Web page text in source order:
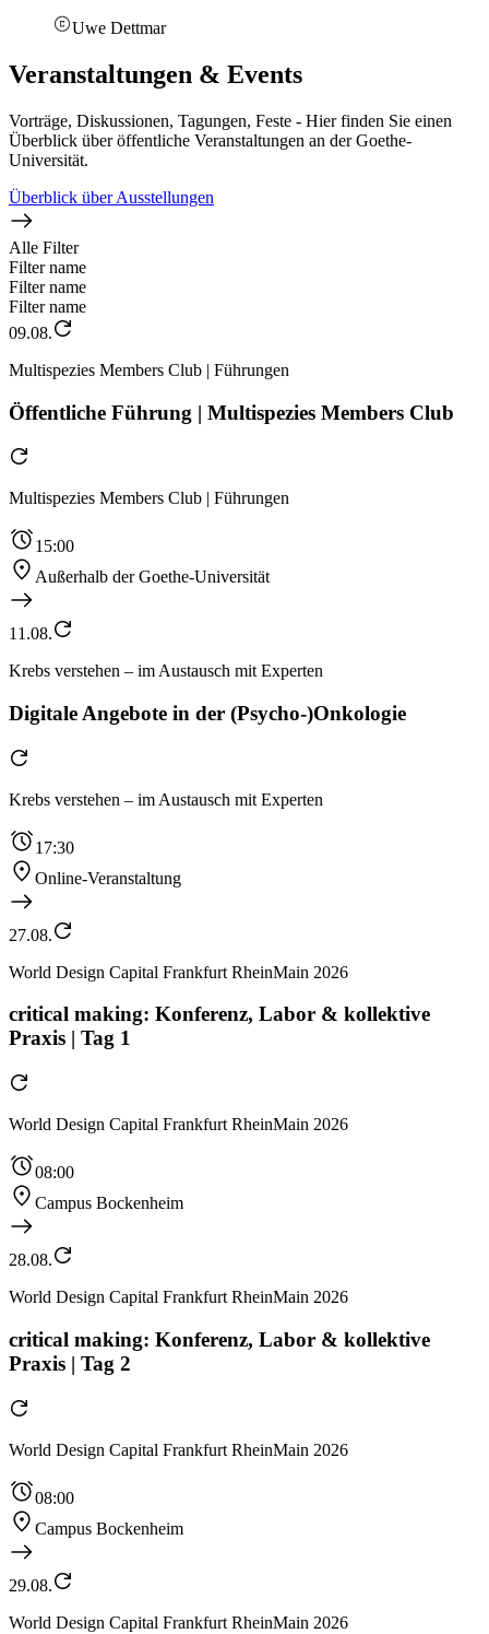
Uwe Dettmar
Veranstaltungen & Events
Vorträge, Diskussionen, Tagungen, Feste - Hier finden Sie einen
Überblick über öffentliche Veranstaltungen an der Goethe-
Universität.
Überblick über Ausstellungen
Alle Filter
Filter name
Filter name
Filter name
09.08.
Multispezies Members Club | Führungen
Öffentliche Führung | Multispezies Members Club
Multispezies Members Club | Führungen
15:00
Außerhalb der Goethe-Universität
11.08.
Krebs verstehen – im Austausch mit Experten
Digitale Angebote in der (Psycho-)Onkologie
Krebs verstehen – im Austausch mit Experten
17:30
Online-Veranstaltung
27.08.
World Design Capital Frankfurt RheinMain 2026
critical making: Konferenz, Labor & kollektive
Praxis | Tag 1
World Design Capital Frankfurt RheinMain 2026
08:00
Campus Bockenheim
28.08.
World Design Capital Frankfurt RheinMain 2026
critical making: Konferenz, Labor & kollektive
Praxis | Tag 2
World Design Capital Frankfurt RheinMain 2026
08:00
Campus Bockenheim
29.08.
World Design Capital Frankfurt RheinMain 2026